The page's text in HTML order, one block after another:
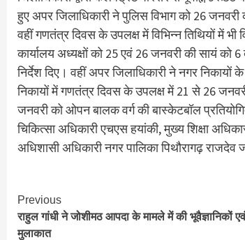
हुए अपर जिलाधिकारी ने पुलिस विभाग को 26
वहीं गणतंत्र दिवस के उपलक्ष में विभिन्न तिथियों में भी
कार्यालय अध्यक्षों को 25 एवं 26 जनवरी की सायं
निर्देश दिए। वहीं अपर जिलाधिकारी ने नगर
निकायों में गणतंत्र दिवस के उपलक्ष में 21 से 26
जनवरी को ओपन बालक वर्ग की बास्केटबॉल
चिकित्सा अधिकारी एचएस हयांकी, मुख्य शिक्षा
अधिशासी अधिकारी नगर पालिका पिथौरागढ़
Continue
Reading
Previous
राहुल गांधी ने जोशीमठ आपदा के मामले में की भूवैज्ञानिकों
मुलाकात